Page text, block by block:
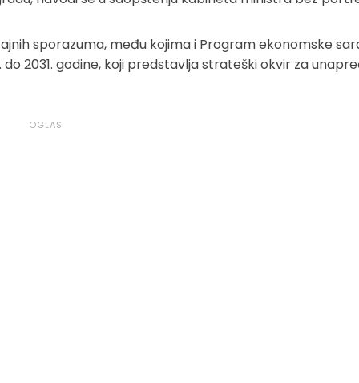
sporazuma, među kojima i Program ekonomske
2031. godine, koji predstavlja strateški okvir za